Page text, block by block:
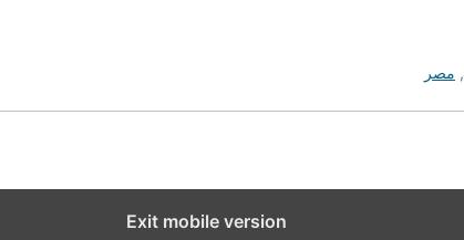
, مصر
Exit mobile version